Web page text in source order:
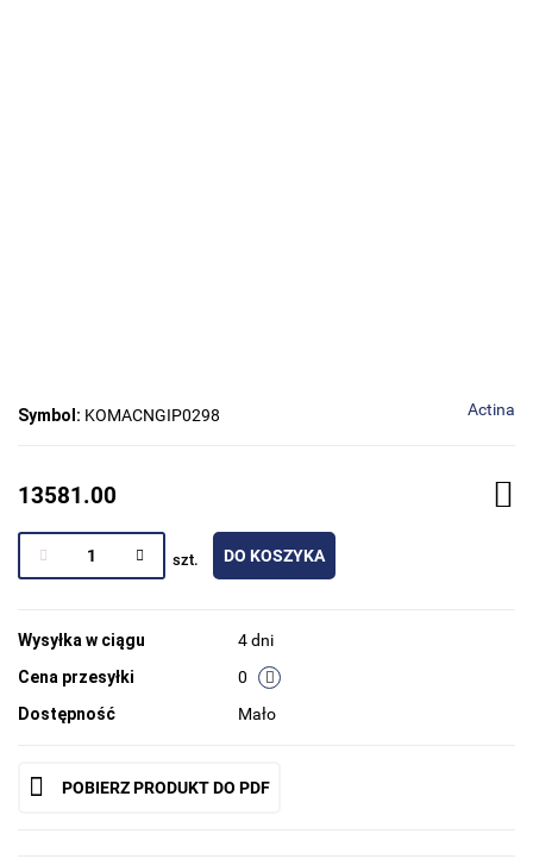
Symbol: KOMACNGIP0298 Actina
13581.00
szt. DO KOSZYKA
Wysyłka w ciągu
4 dni
Cena przesyłki
0
Dostępność
Mało
POBIERZ PRODUKT DO PDF